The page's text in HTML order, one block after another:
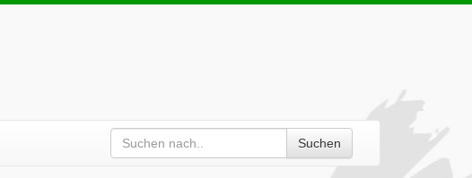
Suchen